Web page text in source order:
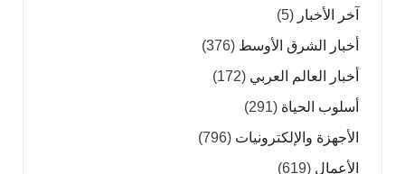
آخر الأخبار (5)
أخبار الشرق الأوسط (376)
أخبار العالم العربي (172)
أسلوب الحياة (291)
الأجهزة والإلكترونيات (796)
الأعمال (619)